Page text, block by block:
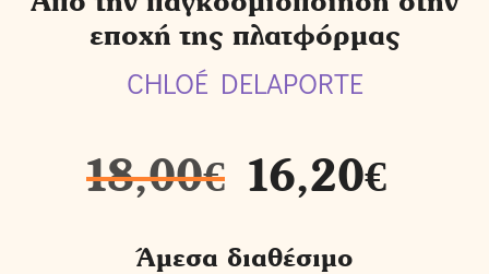
εποχή της πλατφόρμας
CHLOÉ DELAPORTE
18,00€ 16,20€
Άμεσα διαθέσιμο